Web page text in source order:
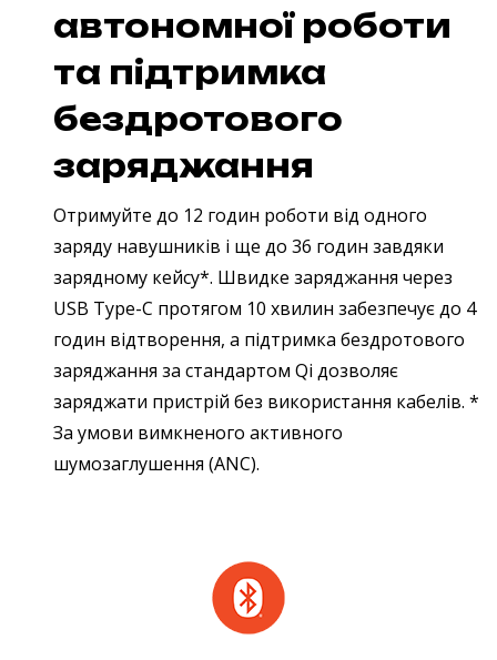
автономної роботи
та підтримка
бездротового
заряджання
Отримуйте до 12 годин роботи від одного
заряду навушників і ще до 36 годин завдяки
зарядному кейсу*. Швидке заряджання через
USB Type-C протягом 10 хвилин забезпечує до 4
годин відтворення, а підтримка бездротового
заряджання за стандартом Qi дозволяє
заряджати пристрій без використання кабелів. *
За умови вимкненого активного
шумозаглушення (ANC).